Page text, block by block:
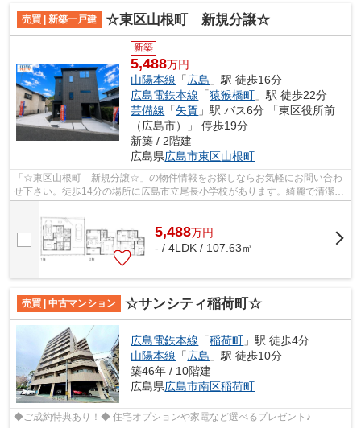
売買 | 新築一戸建 ☆東区山根町 新規分譲☆
新築
5,488万円
山陽本線 「広島 」駅 徒歩16分
広島電鉄本線 「猿猴橋町 」駅 徒歩22分
芸備線 「矢賀 」駅 バス6分 「東区役所前
（広島市）」 停歩19分
新築 / 2階建
広島県広島市東区山根町
「☆東区山根町 新規分譲☆」の物件情報をお探しならお気軽にお問い合わ
せ下さい。徒歩14分の場所に広島市立尾長小学校があります。綺麗で清潔感
のある室内が新築戸建ての特徴です。人...
5,488万円
- / 4LDK / 107.63㎡
売買 | 中古マンション ☆サンシティ稲荷町☆
広島電鉄本線 「稲荷町 」駅 徒歩4分
山陽本線 「広島 」駅 徒歩10分
築46年 / 10階建
広島県広島市南区稲荷町
◆ご成約特典あり！◆ 住宅オプションや家電など選べるプレゼント♪